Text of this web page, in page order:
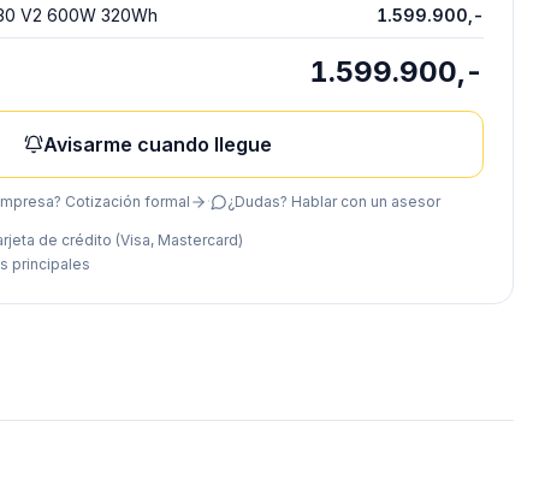
V2 600W 320Wh 1.599.900,-
1.599.900,-
Avisarme cuando llegue
Cotización formal · ¿Dudas? Hablar con un asesor
de crédito (Visa, Mastercard)
principales